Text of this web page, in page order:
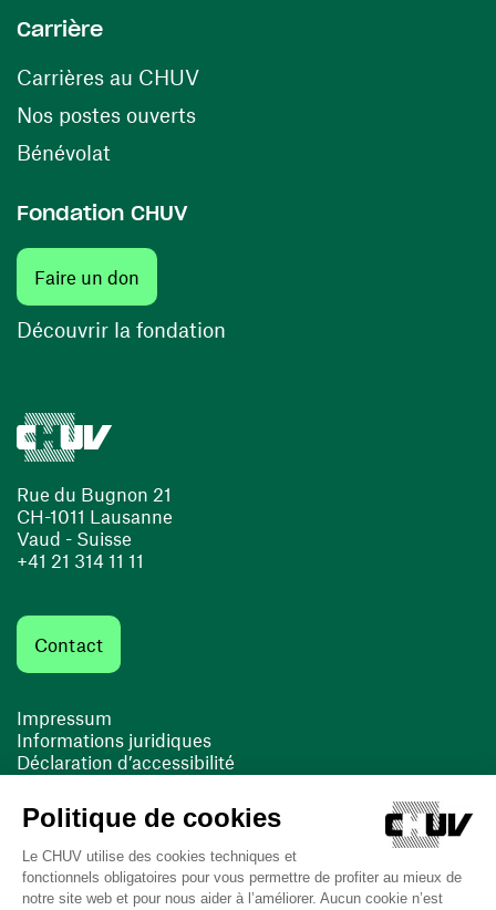
Rue du Bugnon 21
CH-1011 Lausanne
Vaud - Suisse
+41 21 314 11 11
Contact
Impressum
Informations juridiques
Déclaration d’accessibilité
Cookies
(ouvre une nouvelle fenêtre)
Carrière
Carrières au CHUV(ouvre une nouvelle fenêtre)
Nos postes ouverts(ouvre une nouvelle fenêtre)
Bénévolat
Fondation CHUV
Faire un don
Découvrir la fondation